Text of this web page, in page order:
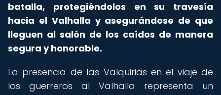
batalla, protegiéndolos en su travesía
hacia el Valhalla y asegurándose de que
lleguen al salón de los caídos de manera
segura y honorable.
La presencia de las Valquirias en el viaje de
los guerreros al Valhalla representa un